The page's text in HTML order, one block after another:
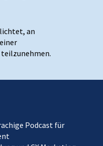
an
Podcast für